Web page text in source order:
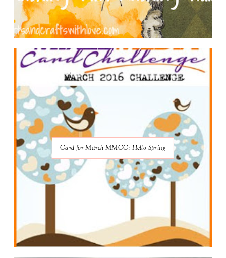
Card for March MMCC: Hello Spring